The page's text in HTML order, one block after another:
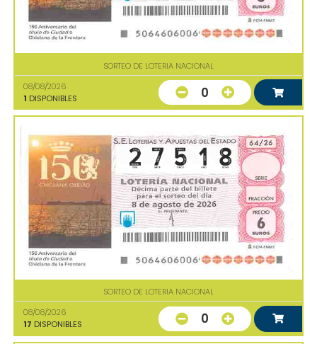
SORTEO DE LOTERIA NACIONAL
08/08/2026
1 DISPONIBLES 0
SORTEO DE LOTERIA NACIONAL
08/08/2026
17 DISPONIBLES 0